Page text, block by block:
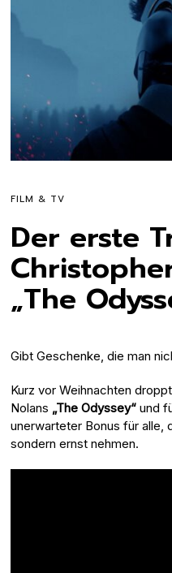
FILM & TV
Der erste
„The
Gibt Geschenke, die man
Kurz vor Weihnachten
Nolans „The Odyssey“ und
unerwarteter Bonus für alle,
sondern ernst nehmen.